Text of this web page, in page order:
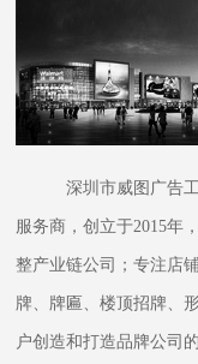
深圳市威图广告
服务商，创立于2015年
整产业链公司；专注店
牌、牌匾、楼顶招牌、
户创造和打造品牌公司